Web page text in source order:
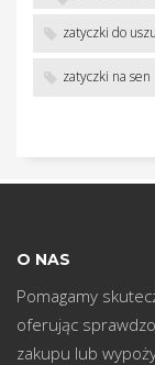
zatyczki do uszu
zatyczki na sen
O NAS
Pomagamy
oferując
zakupu lub